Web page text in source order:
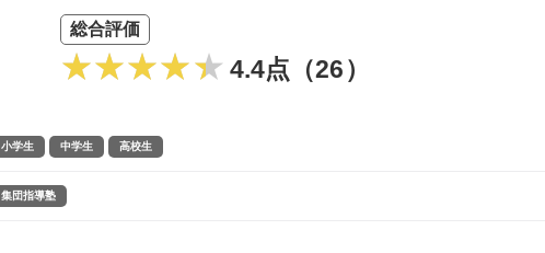
総合評価
4.4点（26）
小学生 中学生 高校生
集団指導塾